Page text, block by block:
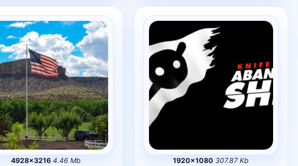
4928×3216 4.46 Mb
1920×1080 307.87 Kb